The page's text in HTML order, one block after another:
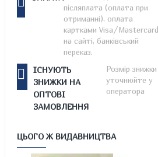
післяплата (оплата при
отриманні), оплата
картками Visa/Mastercard
на сайті, банківський
переказ.
ІСНУЮТЬ
ЗНИЖКИ НА
ОПТОВІ
ЗАМОВЛЕННЯ
Розмір знижки
уточнюйте у
оператора
ЦЬОГО Ж ВИДАВНИЦТВА